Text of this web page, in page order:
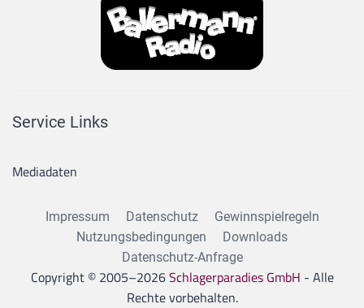
Service Links
Mediadaten
Impressum Datenschutz
Gewinnspielregeln
Nutzungsbedingungen
Downloads
Datenschutz-Anfrage
Copyright © 2005–2026Schlagerparadies GmbH - Alle
Rechte vorbehalten.